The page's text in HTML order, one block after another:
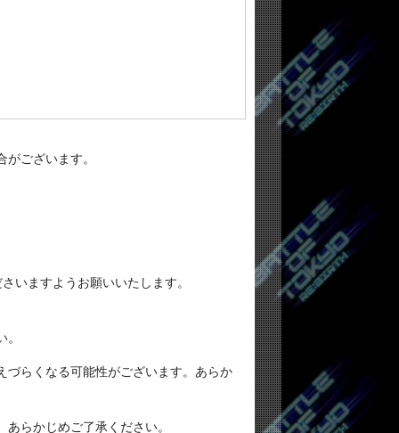
ございます。
いますようお願いいたします。
づらくなる可能性がございます。あらか
らかじめご了承ください。